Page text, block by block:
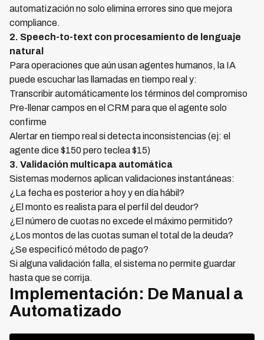
automatización no solo elimina errores sino que mejora
compliance.
2. Speech-to-text con procesamiento de lenguaje
natural
Para operaciones que aún usan agentes humanos, la IA
puede escuchar las llamadas en tiempo real y:
Transcribir automáticamente los términos del compromiso
Pre-llenar campos en el CRM para que el agente solo
confirme
Alertar en tiempo real si detecta inconsistencias (ej: el
agente dice $150 pero teclea $15)
3. Validación multicapa automática
Sistemas modernos aplican validaciones instantáneas:
¿La fecha es posterior a hoy y en día hábil?
¿El monto es realista para el perfil del deudor?
¿El número de cuotas no excede el máximo permitido?
¿Los montos de las cuotas suman el total de la deuda?
¿Se especificó método de pago?
Si alguna validación falla, el sistema no permite guardar
hasta que se corrija.
Implementación: De Manual a
Automatizado